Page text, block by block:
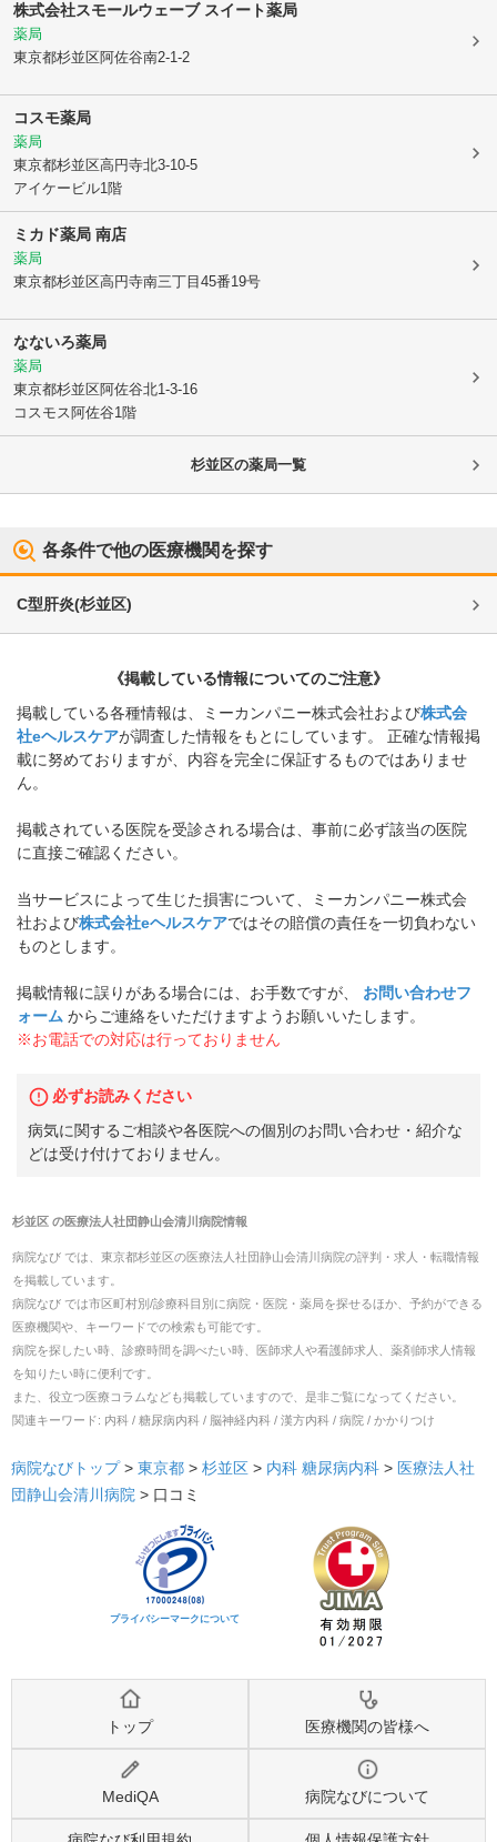
株式会社スモールウェーブ スイート薬局
薬局
東京都杉並区阿佐谷南2-1-2
コスモ薬局
薬局
東京都杉並区高円寺北3-10-5
アイケービル1階
ミカド薬局 南店
薬局
東京都杉並区高円寺南三丁目45番19号
なないろ薬局
薬局
東京都杉並区阿佐谷北1-3-16
コスモス阿佐谷1階
杉並区の薬局一覧
各条件で他の医療機関を探す
C型肝炎(杉並区)
《掲載している情報についてのご注意》
掲載している各種情報は、ミーカンパニー株式会社および株式会
社eヘルスケアが調査した情報をもとにしています。 正確な情報掲
載に努めておりますが、内容を完全に保証するものではありませ
ん。
掲載されている医院を受診される場合は、事前に必ず該当の医院
に直接ご確認ください。
当サービスによって生じた損害について、ミーカンパニー株式会
社および株式会社eヘルスケアではその賠償の責任を一切負わない
ものとします。
掲載情報に誤りがある場合には、お手数ですが、
お問い合わせフ
ォーム からご連絡をいただけますようお願いいたします。
※お電話での対応は行っておりません
必ずお読みください
病気に関するご相談や各医院への個別のお問い合わせ・紹介な
どは受け付けておりません。
杉並区 の医療法人社団静山会清川病院情報
病院なび では、 東京都杉並区の医療法人社団静山会清川病院の評判・求人・転職情報
を掲載しています。
病院なび では市区町村別/診療科目別に病院・医院・薬局を探せるほか、予約ができる
医療機関や、キーワードでの検索も可能です。
病院を探したい時、診療時間を調べたい時、医師求人や看護師求人、薬剤師求人情報
を知りたい時に便利です。
また、役立つ医療コラムなども掲載していますので、是非ご覧になってください。
関連キーワード: 内科 / 糖尿病内科 / 脳神経内科 / 漢方内科 / 病院 / かかりつけ
病院なびトップ > 東京都 > 杉並区 > 内科 糖尿病内科 > 医療法人社
団静山会清川病院 > 口コミ
プライバシーマークについて
トップ 医療機関の皆様へ
MediQA 病院なびについて